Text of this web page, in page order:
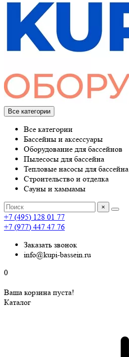
Все категории
Все категории
Бассейны и аксессуары
Оборудование для бассейнов
Пылесосы для бассейна
Тепловые насосы для бассейна
Строительство и отделка
Сауны и хаммамы
×
+7 (495) 128 01 77
+7 (977) 447 47 76
Заказать звонок
info@kupi-bassein.ru
0
Ваша корзина пуста!
Каталог